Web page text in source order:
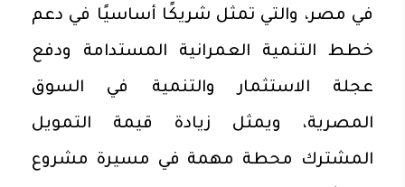
في مصر، والتي تمثل شريكًا أساسيًا في دعم
خطط التنمية العمرانية المستدامة ودفع
عجلة الاستثمار والتنمية في السوق
المصرية، ويمثل زيادة قيمة التمويل
المشترك محطة مهمة في مسيرة مشروع